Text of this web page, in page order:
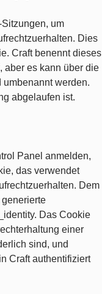
um
Dies
Craft benennt dieses
aber es kann über die
werden.
abgelaufen ist.
Panel anmelden,
das verwendet
Dem
Das Cookie
einer
sind, und
Craft authentifiziert